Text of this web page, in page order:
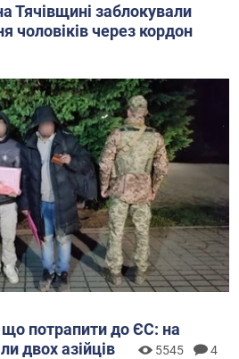
Тячівщині заблокували
чоловіків через кордон
потрапити до ЄС: на
двох азійців
5545 4